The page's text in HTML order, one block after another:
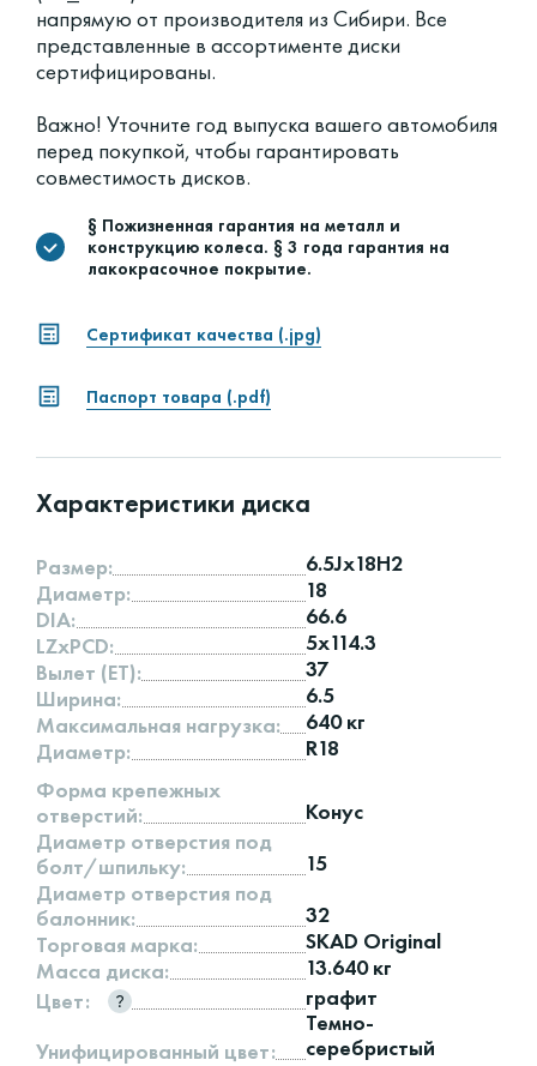
напрямую от производителя из Сибири. Все
представленные в ассортименте диски
сертифицированы.
Важно! Уточните год выпуска вашего автомобиля
перед покупкой, чтобы гарантировать
совместимость дисков.
§ Пожизненная гарантия на металл и
конструкцию колеса. § 3 года гарантия на
лакокрасочное покрытие.
Сертификат качества (.jpg)
Паспорт товара (.pdf)
Характеристики диска
Размер:
6.5Jx18H2
Диаметр:
18
DIA:
66.6
LZxPCD:
5x114.3
Вылет (ET):
37
Ширина:
6.5
Максимальная нагрузка:
640 кг
Диаметр:
R18
Форма крепежных
отверстий:
Конус
Диаметр отверстия под
болт/шпильку:
15
Диаметр отверстия под
балонник:
32
Торговая марка:
SKAD Original
Масса диска:
13.640 кг
Цвет:
графит
Унифицированный цвет:
Темно-
серебристый